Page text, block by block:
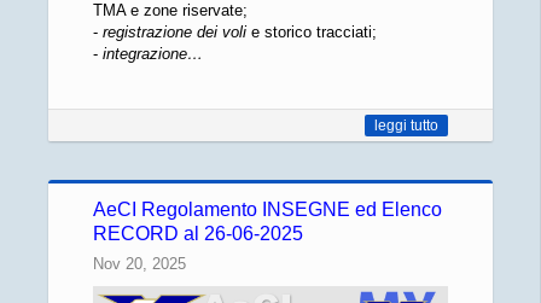
TMA e zone riservate;
- registrazione dei volie storico tracciati;
- integrazione…
leggi tutto
AeCI Regolamento INSEGNE ed Elenco
RECORD al 26-06-2025
Nov 20, 2025